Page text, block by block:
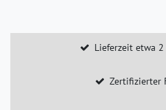
Lieferzeit etwa
Zertifizierter